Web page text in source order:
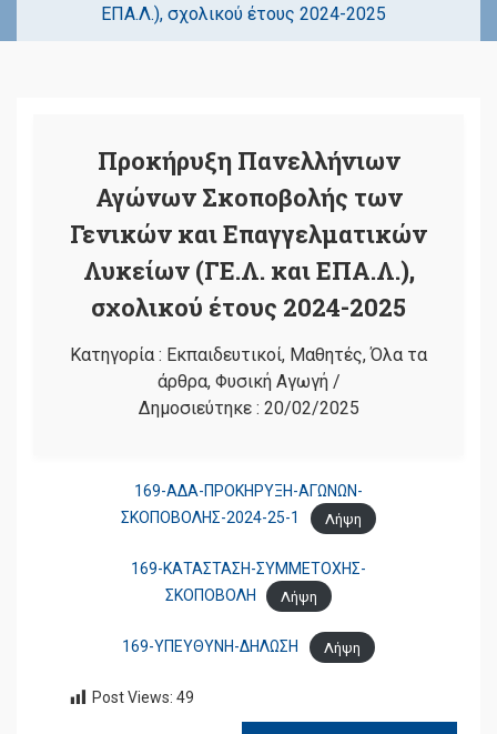
ΕΠΑ.Λ.), σχολικού έτους 2024-2025
Προκήρυξη Πανελλήνιων
Αγώνων Σκοποβολής των
Γενικών και Επαγγελματικών
Λυκείων (ΓΕ.Λ. και ΕΠΑ.Λ.),
σχολικού έτους 2024-2025
Κατηγορία : Εκπαιδευτικοί, Μαθητές,Όλα τα
άρθρα, Φυσική Αγωγή/
Δημοσιεύτηκε : 20/02/2025
169-ΑΔΑ-ΠΡΟΚΗΡΥΞΗ-ΑΓΩΝΩΝ-
ΣΚΟΠΟΒΟΛΗΣ-2024-25-1
Λήψη
169-ΚΑΤΑΣΤΑΣΗ-ΣΥΜΜΕΤΟΧΗΣ-
ΣΚΟΠΟΒΟΛΗ
Λήψη
169-ΥΠΕΥΘΥΝΗ-ΔΗΛΩΣΗ Λήψη
Post Views: 49